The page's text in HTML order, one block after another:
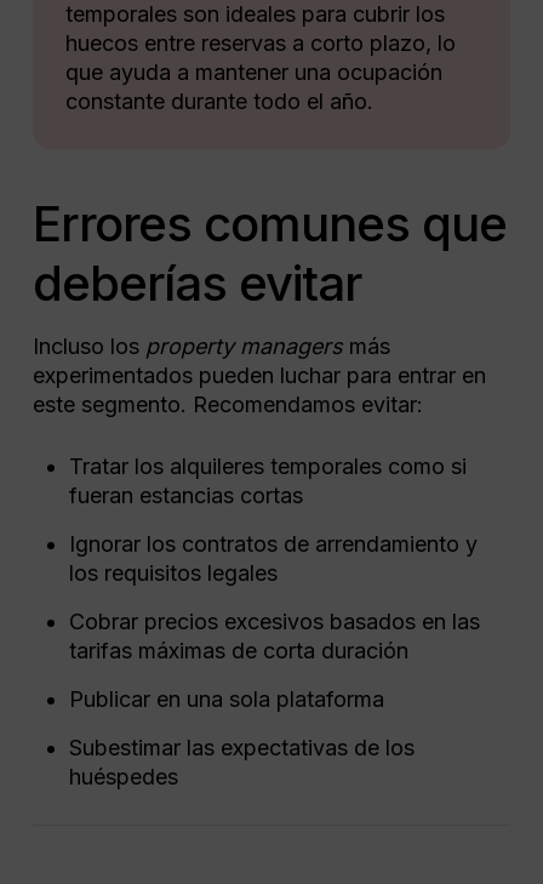
temporales son ideales para cubrir los
huecos entre reservas a corto plazo, lo
que ayuda a mantener una ocupación
constante durante todo el año.
Errores comunes que
deberías evitar
Incluso los property managersmás
experimentados pueden luchar para entrar en
este segmento. Recomendamos evitar:
Tratar los alquileres temporales como si
fueran estancias cortas
Ignorar los contratos de arrendamiento y
los requisitos legales
Cobrar precios excesivos basados ​​en las
tarifas máximas de corta duración
Publicar en una sola plataforma
Subestimar las expectativas de los
huéspedes